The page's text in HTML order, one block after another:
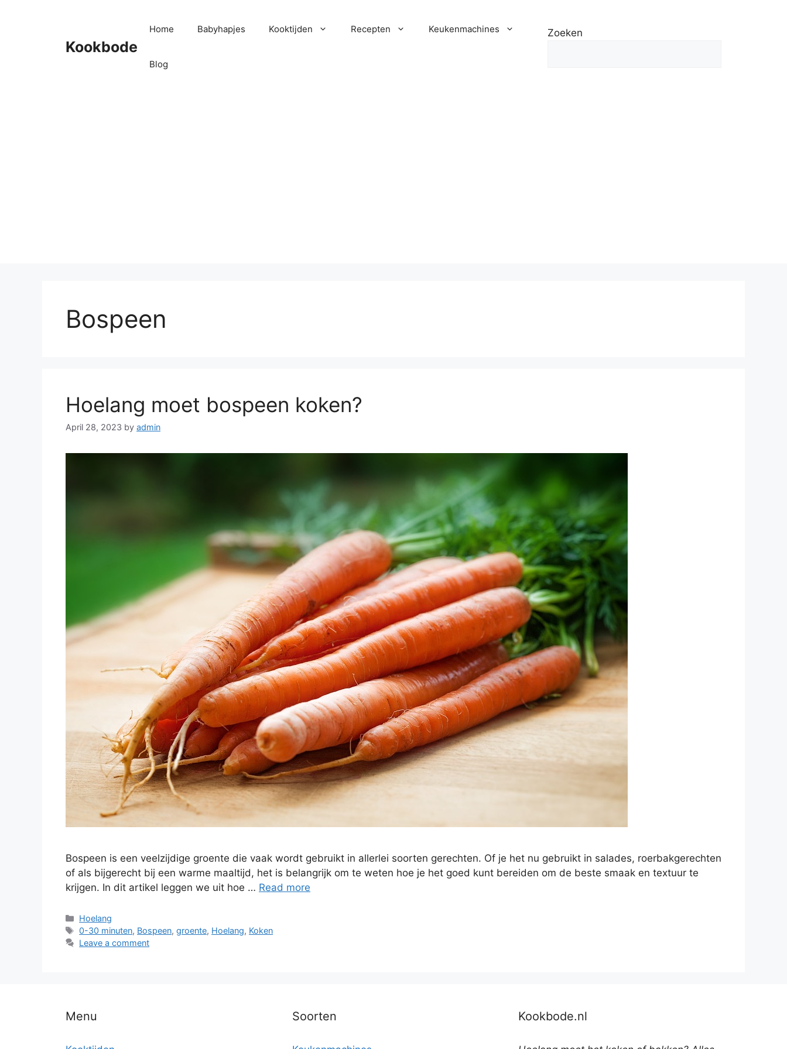
Kookbode
Home Babyhapjes Kooktijden Recepten Keukenmachines
Blog
Zoeken
Bospeen
Hoelang moet bospeen koken?
April 28, 2023 by admin
Bospeen is een veelzijdige groente die vaak wordt gebruikt in allerlei soorten gerechten. Of je het nu gebruikt in salades, roerbakgerechten
of als bijgerecht bij een warme maaltijd, het is belangrijk om te weten hoe je het goed kunt bereiden om de beste smaak en textuur te
krijgen. In dit artikel leggen we uit hoe … Read more
Hoelang
0-30 minuten, Bospeen,groente, Hoelang, Koken
Leave a comment
Menu Soorten Kookbode.nl